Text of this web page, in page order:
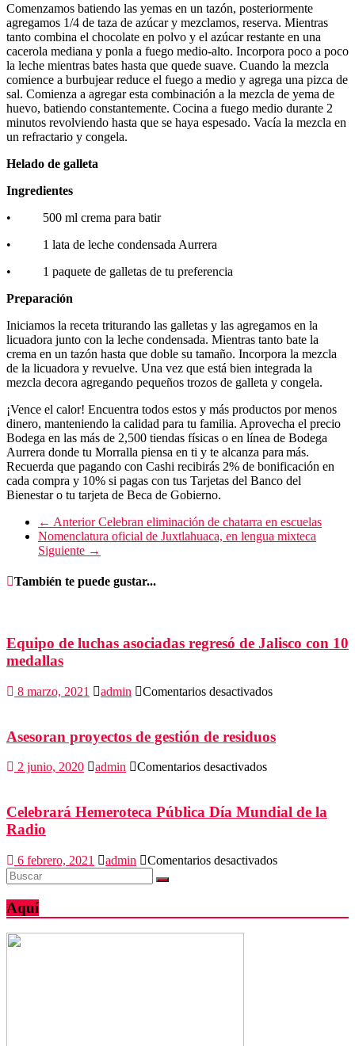
Comenzamos batiendo las yemas en un tazón, posteriormente
agregamos 1/4 de taza de azúcar y mezclamos, reserva. Mientras
tanto combina el chocolate en polvo y el azúcar restante en una
cacerola mediana y ponla a fuego medio-alto. Incorpora poco a poco
la leche mientras bates hasta que quede suave. Cuando la mezcla
comience a burbujear reduce el fuego a medio y agrega una pizca de
sal. Comienza a agregar esta combinación a la mezcla de yema de
huevo, batiendo constantemente. Cocina a fuego medio durante 2
minutos revolviendo hasta que se haya espesado. Vacía la mezcla en
un refractario y congela.
Helado de galleta
Ingredientes
• 500 ml crema para batir
• 1 lata de leche condensada Aurrera
• 1 paquete de galletas de tu preferencia
Preparación
Iniciamos la receta triturando las galletas y las agregamos en la
licuadora junto con la leche condensada. Mientras tanto bate la
crema en un tazón hasta que doble su tamaño. Incorpora la mezcla
de la licuadora y revuelve. Una vez que está bien integrada la
mezcla decora agregando pequeños trozos de galleta y congela.
¡Vence el calor! Encuentra todos estos y más productos por menos
dinero, manteniendo la calidad para tu familia. Aprovecha el precio
Bodega en las más de 2,500 tiendas físicas o en línea de Bodega
Aurrera donde tu Morralla piensa en ti y te alcanza para más.
Recuerda que pagando con Cashi recibirás 2% de bonificación en
cada compra y 10% si pagas con tus Tarjetas del Banco del
Bienestar o tu tarjeta de Beca de Gobierno.
← AnteriorCelebran eliminación de chatarra en escuelas
Nomenclatura oficial de Juxtlahuaca, en lengua mixteca
Siguiente →
También te puede gustar...
Equipo de luchas asociadas regresó de Jalisco con 10
medallas
8 marzo, 2021 admin Comentarios desactivadosen
luchas
asociadas
con
10
Asesoran proyectos de gestión de residuos
2 junio, 2020 admin Comentarios desactivadosen
de
Celebrará Hemeroteca Pública Día Mundial de la
Radio
6 febrero, 2021 admin Comentarios desactivadosen
Día
Aquí